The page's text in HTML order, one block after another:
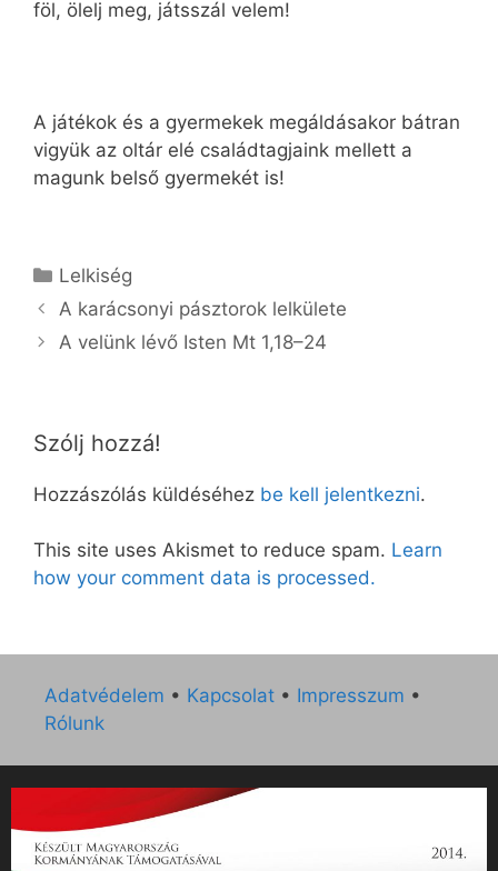
föl, ölelj meg, játsszál velem!
A játékok és a gyermekek megáldásakor bátran
vigyük az oltár elé családtagjaink mellett a
magunk belső gyermekét is!
Kategória
Lelkiség
A karácsonyi pásztorok lelkülete
A velünk lévő Isten Mt 1,18–24
Szólj hozzá!
Hozzászólás küldéséhez be kell jelentkezni.
This site uses Akismet to reduce spam. Learn
how your comment data is processed.
Adatvédelem • Kapcsolat • Impresszum •
Rólunk